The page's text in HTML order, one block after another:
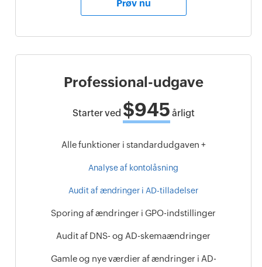
Prøv nu
Professional-udgave
Starter ved $945 årligt
Alle funktioner i standardudgaven +
Analyse af kontolåsning
Audit af ændringer i AD-tilladelser
Sporing af ændringer i GPO-indstillinger
Audit af DNS- og AD-skemaændringer
Gamle og nye værdier af ændringer i AD-